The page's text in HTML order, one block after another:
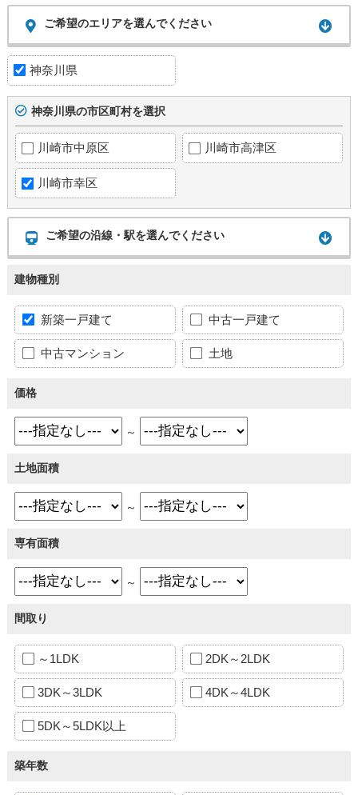
ご希望のエリアを選んでください
神奈川県
神奈川県の市区町村を選択
川崎市中原区 川崎市高津区
川崎市幸区
ご希望の沿線・駅を選んでください
建物種別
新築一戸建て 中古一戸建て
中古マンション 土地
価格
～
土地面積
～
専有面積
～
間取り
～1LDK 2DK～2LDK
3DK～3LDK 4DK～4LDK
5DK～5LDK以上
築年数